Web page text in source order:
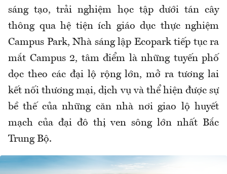
sáng tạo, trải nghiệm học tập dưới tán cây
thông qua hệ tiện ích giáo dục thực nghiệm
Campus Park, Nhà sáng lập Ecopark tiếp tục ra
mắt Campus 2, tâm điểm là những tuyến phố
dọc theo các đại lộ rộng lớn, mở ra tương lai
kết nối thương mại, dịch vụ và thể hiện được sự
bề thế của những căn nhà nơi giao lộ huyết
mạch của đại đô thị ven sông lớn nhất Bắc
Trung Bộ.